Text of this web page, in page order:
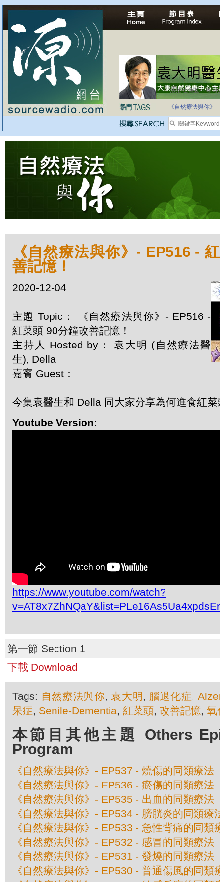
法治社會並不等同
《自然療法與你》
《自然療法與你》- EP516 -
善記憶！
2020-12-04
主題 Topic： 《自然療法與你》- EP516 -
紅菜頭 90分鐘改善記憶！
主持人 Hosted by： 袁大明 (自然療法醫
生), Della
嘉賓 Guest：
今集袁醫生和 Della 同大家分享為何進食紅
Youtube Version:
https://www.youtube.com/watch?
第一節 Section 1
下載 Download
Tags: 自然療法與你,袁大明 , 腦退化症,
呆症, Senile-Dementia, 紅菜頭, 改善記憶, 氧
本節目其他主題 Others
Program
《自然療法與你》- EP537 - 燒傷的同類療法
《自然療法與你》- EP536 - 瘀傷的同類療法
《自然療法與你》- EP535 - 出血的同類療法
《自然療法與你》- EP534 - 膀胱炎的同類療
《自然療法與你》- EP533 - 急性背痛的同類
《自然療法與你》- EP532 - 感冒的同類療法
《自然療法與你》- EP531 - 發燒的同類療法
《自然療法與你》- EP530 - 普通傷風的同類